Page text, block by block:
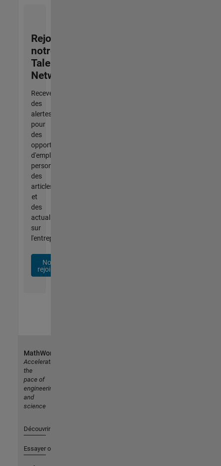
Rejoignez
notre
Talent
Network
Recevez
des
alertes
pour
des
opportunités
d'emploi
personnalisées,
des
articles
et
des
actualités
sur
l'entreprise.
Nous
rejoindre
MathWorks
Accelerating
the
pace of
engineering
and
science
Découvrir les produits
Essayer ou acheter